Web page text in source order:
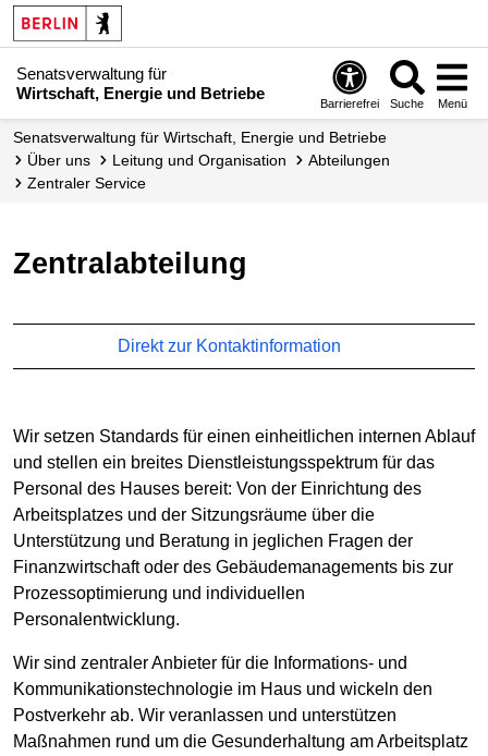
Senatsverwaltung für
Wirtschaft, Energie und Betriebe
Barrierefrei Suche Menü
Senats­verwaltung für Wirtschaft, Energie und Betriebe
Über uns
Leitung und Organisation
Abteilungen
Zentraler Service
Zentralabteilung
Direkt zur Kontaktinformation
Wir setzen Standards für einen einheitlichen internen Ablauf
und stellen ein breites Dienstleistungsspektrum für das
Personal des Hauses bereit: Von der Einrichtung des
Arbeitsplatzes und der Sitzungsräume über die
Unterstützung und Beratung in jeglichen Fragen der
Finanzwirtschaft oder des Gebäudemanagements bis zur
Prozessoptimierung und individuellen
Personalentwicklung.
Wir sind zentraler Anbieter für die Informations- und
Kommunikationstechnologie im Haus und wickeln den
Postverkehr ab. Wir veran­las­sen und unterstützen
Maßnahmen rund um die Gesunderhaltung am Arbeitsplatz